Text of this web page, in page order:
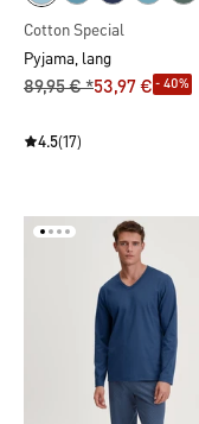
Cotton Special
Pyjama, lang
89,95 € *53,97 € - 40%
4.5(17)